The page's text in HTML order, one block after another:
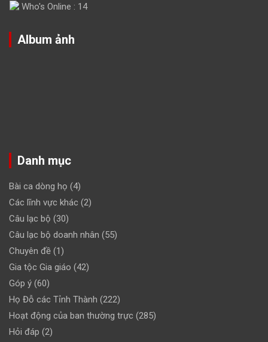
Who's Online : 14
Album ảnh
Danh mục
Bài ca dòng họ (4)
Các lĩnh vực khác (2)
Câu lạc bộ (30)
Câu lạc bộ doanh nhân (55)
Chuyên đề (1)
Gia tộc Gia giáo (42)
Góp ý (60)
Họ Đỗ các Tỉnh Thành (222)
Hoạt động của ban thường trực (285)
Hỏi đáp (2)